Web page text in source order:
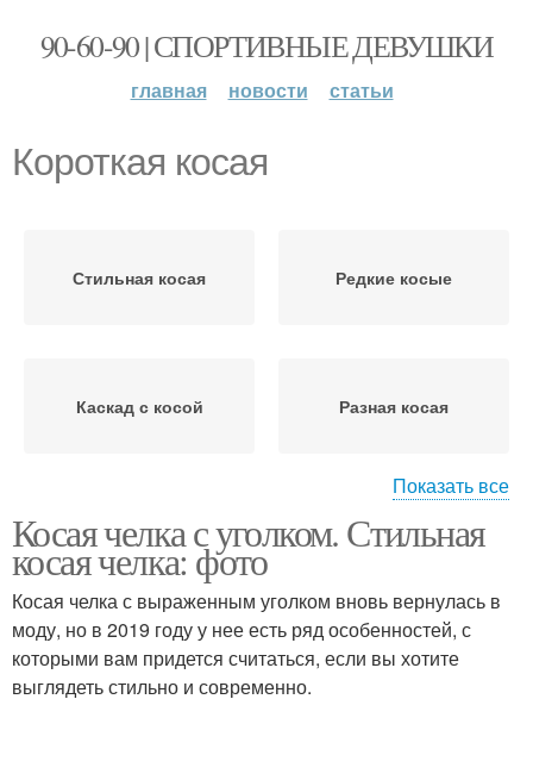
90-60-90 | СПОРТИВНЫЕ ДЕВУШКИ
главная новости статьи
Короткая косая
Стильная косая Редкие косые
Каскад с косой Разная косая
волосы
Показать все
Косая челка с уголком. Стильная
косая челка: фото
Косая челка с выраженным уголком вновь вернулась в
моду, но в 2019 году у нее есть ряд особенностей, с
которыми вам придется считаться, если вы хотите
выглядеть стильно и современно.